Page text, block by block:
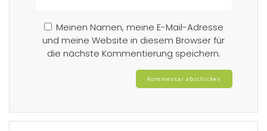
Meinen Namen, meine E-Mail-Adresse
und meine Website in diesem Browser für
die nächste Kommentierung speichern.